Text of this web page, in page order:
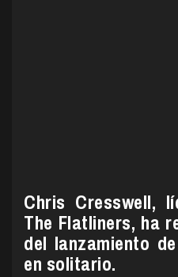
Chris Cresswell,
The Flatliners, ha
del lanzamiento
en solitario.